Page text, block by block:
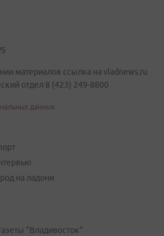
материалов ссылка на vladnews.ru
отдел 8 (423) 249-8800
данных
на ладони
"Владивосток"